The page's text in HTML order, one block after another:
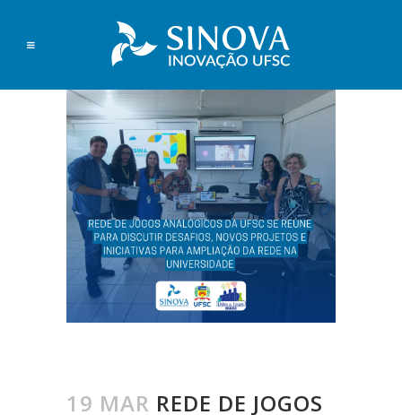
19 MAR REDE DE JOGOS